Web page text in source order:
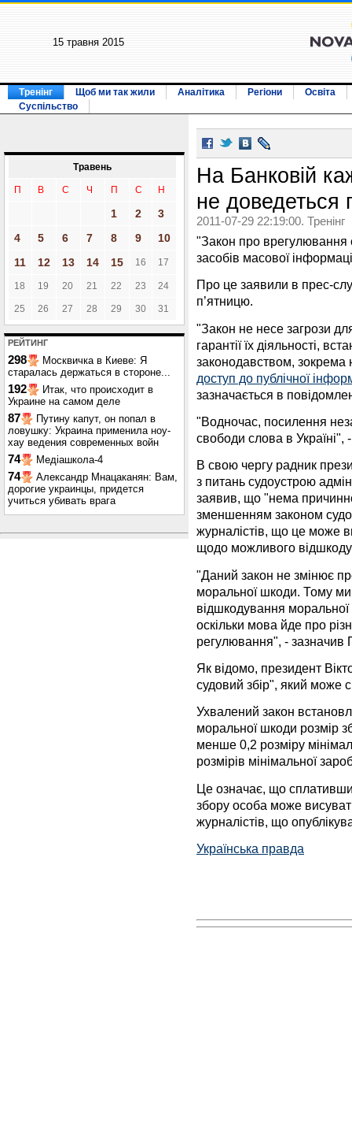
15 травня 2015
Тренінг Щоб ми так жили Аналітика Регіони
Освіта
Суспільство
Травень
П В С Ч П С Н
1 2
3
4
5 6 7 8 9
10
11
12 13 14 15 16 17
18 19 20 21 22 23 24
25 26 27 28 29 30 31
РЕЙТИНГ
298
Москвичка в Киеве: Я
старалась держаться в стороне...
192
Итак, что происходит в
Украине на самом деле
87
Путину капут, он попал в
ловушку: Украина применила ноу-
хау ведения современных войн
74 Медіашкола-4
74
Александр Мнацаканян: Вам,
дорогие украинцы, придется
учиться убивать врага
На Банковій
не доведеться
2011-07-29 22:19:00. Тренінг
"Закон про врегулювання
засобів масової
Про це заявили в прес-
п’ятницю.
"Закон не несе загрози
гарантії їх діяльності,
законодавством,
доступ до публічної
зазначається в
"Водночас, посилення
свободи слова в Україні",
В свою чергу радник
з питань судоустрою
заявив, що "нема
зменшенням законом
журналістів, що це може
щодо можливого
"Даний закон не змінює
моральної шкоди. Тому ми
відшкодування
оскільки мова йде про
регулювання", - зазначив
Як відомо, президент
судовий збір", який може
Ухвалений закон
моральної шкоди розмір
менше 0,2 розміру
розмірів мінімальної
Це означає, що сплативши
збору особа може
журналістів, що
Українська правда